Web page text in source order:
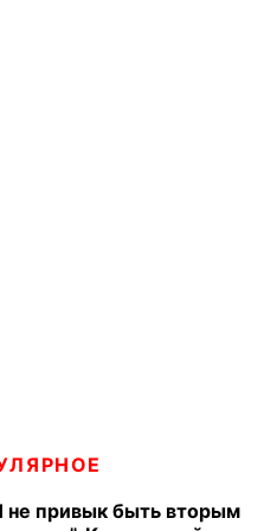
не привык быть вторым